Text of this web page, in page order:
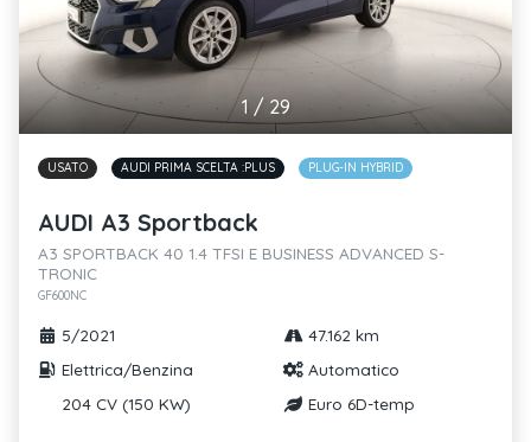
1/ 29
USATO AUDI PRIMA SCELTA :PLUS PLUG-IN HYBRID
AUDI A3 Sportback
A3 SPORTBACK 40 1.4 TFSI E BUSINESS ADVANCED S-
TRONIC
GF600NC
5/2021
47.162 km
Elettrica/Benzina
Automatico
204 CV (150 KW)
Euro 6D-temp